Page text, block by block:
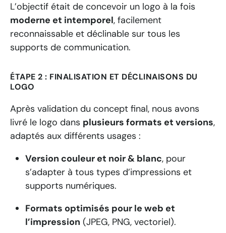
L’objectif était de concevoir un logo à la fois
moderne et intemporel, facilement
reconnaissable et déclinable sur tous les
supports de communication.
ÉTAPE 2 : FINALISATION ET DÉCLINAISONS DU
LOGO
Après validation du concept final, nous avons
livré le logo dans plusieurs formats et versions,
adaptés aux différents usages :
Version couleur et noir & blanc, pour
s’adapter à tous types d’impressions et
supports numériques.
Formats optimisés pour le web et
l’impression (JPEG, PNG, vectoriel).